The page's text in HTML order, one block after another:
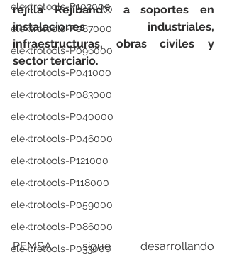
elektrotools-P102000
elektrotools-P087000
elektrotools-P096000
elektrotools-P041000
elektrotools-P083000
elektrotools-P040000
elektrotools-P046000
elektrotools-P121000
elektrotools-P118000
elektrotools-P059000
elektrotools-P086000
elektrotools-P033000
rejilla Rejiband® a soportes en
instalaciones industriales,
infraestructuras, obras civiles y
sector terciario.
PEMSA sigue desarrollando